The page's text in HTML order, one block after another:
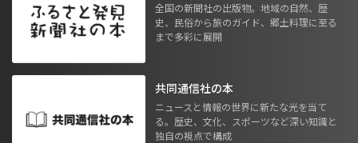
全国の新聞社の出版物。地域の自然、歴
史、民俗から旅のガイド、郷土料理に至る
まで多彩に展開
共同通信社の本
ニュースと情報の世界に新たな光を当て
る。歴史、文化、スポーツなど深い知識と
独自の視点で構成